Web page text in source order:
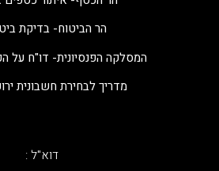
הר הביטוח- בדיקת
המסלקה הפנסיונית- דו"ח על
מדריך לבחירת חשבונית
דוא"ל :